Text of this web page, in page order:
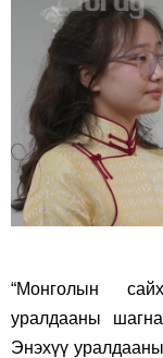
on
Facebook
on
Twitter
“Монголын
уралдааны
Энэхүү